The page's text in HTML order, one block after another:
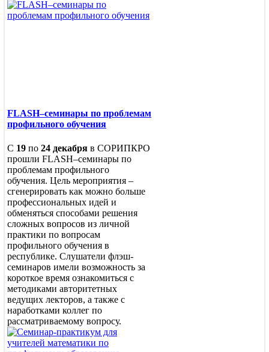
FLASH–семинары по проблемам
профильного обучения
С 19 по 24 декабря в СОРИПКРО
прошли FLASH–семинары по
проблемам профильного
обучения. Цель мероприятия –
сгенерировать как можно больше
профессиональных идей и
обменяться способами решения
сложных вопросов из личной
практики по вопросам
профильного обучения в
республике. Слушатели флэш-
семинаров имели возможность за
короткое время ознакомиться с
методиками авторитетных
ведущих лекторов, а также с
наработками коллег по
рассматриваемому вопросу.